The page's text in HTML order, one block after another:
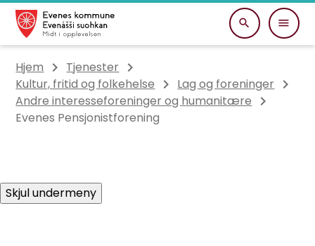
Evenes kommune
Du er her:
Hjem
Tjenester
Kultur, fritid og folkehelse
Lag og foreninger
Andre interesseforeninger og humanitære
Evenes Pensjonistforening
Skjul undermeny